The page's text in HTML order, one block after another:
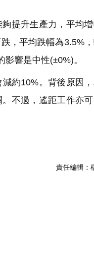
提升生產力，平均
，平均跌幅為3.5%
響是中性(±0%)。
約10%。背後原因
不過，遙距工作亦
責任編輯：